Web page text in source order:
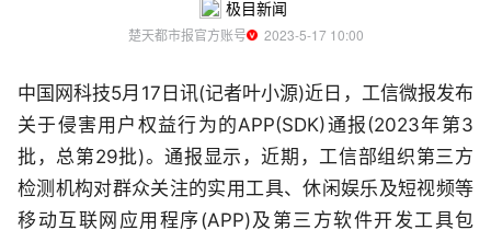
极目新闻
楚天都市报官方账号
  2023-5-17 10:00
中国网科技5月17日讯(记者叶小源)近日，工信微报发布
关于侵害用户权益行为的APP(SDK)通报(2023年第3
批，总第29批)。通报显示，近期，工信部组织第三方
检测机构对群众关注的实用工具、休闲娱乐及短视频等
移动互联网应用程序(APP)及第三方软件开发工具包